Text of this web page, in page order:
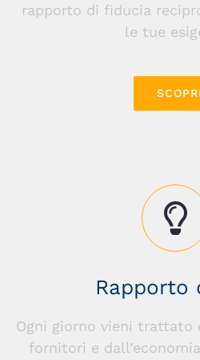
rapporto di fiducia
le tue
SCOPRI
Rapporto
Ogni giorno vieni trattato
fornitori e